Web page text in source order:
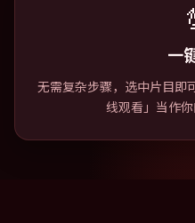
一
无需复杂步骤，选中片目即
线观看」当作你